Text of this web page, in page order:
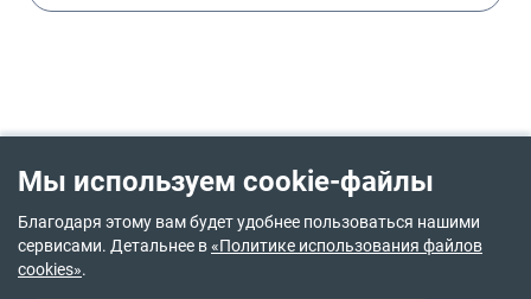
Мы используем cookie-файлы
Благодаря этому вам будет удобнее пользоваться нашими
сервисами. Детальнее в«Политике использования файлов
cookies».